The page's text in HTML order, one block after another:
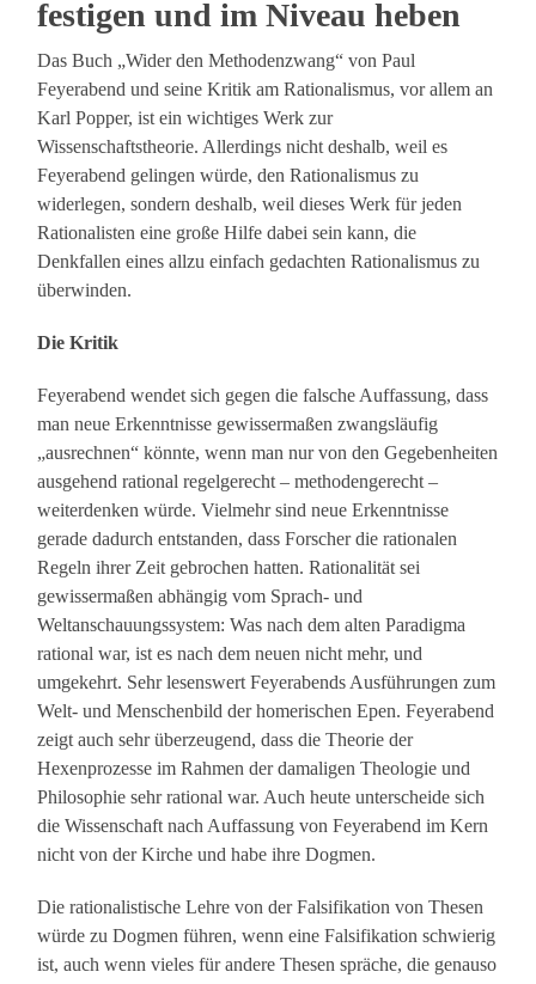
festigen und im Niveau heben
Das Buch „Wider den Methodenzwang“ von Paul
Feyerabend und seine Kritik am Rationalismus, vor allem an
Karl Popper, ist ein wichtiges Werk zur
Wissenschaftstheorie. Allerdings nicht deshalb, weil es
Feyerabend gelingen würde, den Rationalismus zu
widerlegen, sondern deshalb, weil dieses Werk für jeden
Rationalisten eine große Hilfe dabei sein kann, die
Denkfallen eines allzu einfach gedachten Rationalismus zu
überwinden.
Die Kritik
Feyerabend wendet sich gegen die falsche Auffassung, dass
man neue Erkenntnisse gewissermaßen zwangsläufig
„ausrechnen“ könnte, wenn man nur von den Gegebenheiten
ausgehend rational regelgerecht – methodengerecht –
weiterdenken würde. Vielmehr sind neue Erkenntnisse
gerade dadurch entstanden, dass Forscher die rationalen
Regeln ihrer Zeit gebrochen hatten. Rationalität sei
gewissermaßen abhängig vom Sprach- und
Weltanschauungssystem: Was nach dem alten Paradigma
rational war, ist es nach dem neuen nicht mehr, und
umgekehrt. Sehr lesenswert Feyerabends Ausführungen zum
Welt- und Menschenbild der homerischen Epen. Feyerabend
zeigt auch sehr überzeugend, dass die Theorie der
Hexenprozesse im Rahmen der damaligen Theologie und
Philosophie sehr rational war. Auch heute unterscheide sich
die Wissenschaft nach Auffassung von Feyerabend im Kern
nicht von der Kirche und habe ihre Dogmen.
Die rationalistische Lehre von der Falsifikation von Thesen
würde zu Dogmen führen, wenn eine Falsifikation schwierig
ist, auch wenn vieles für andere Thesen spräche, die genauso